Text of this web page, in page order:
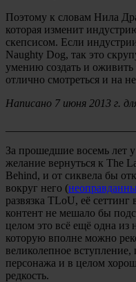
Поэтому к словам Нила
которая изменит
скепсисом. Если
Naughty Dog, так это
умению создать и оживить
отлично смотреться и на
Написано 7 июня 2013 г.
За прошедшие восемь лет
желание вернуться к The
Behind, и от сиквела бы
вокруг него (
развязка TLoU, её
контент не мешало бы
целом это всё ещё одна
которую вполне можно
великолепное вступление,
персонажа и в целом
редкость.